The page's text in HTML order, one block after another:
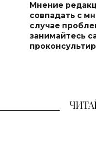
Мнение
совпадать с
случае
занимайтесь